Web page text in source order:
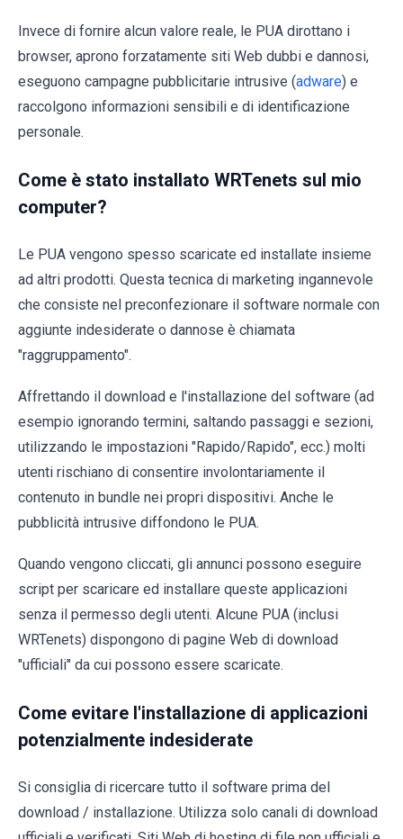
Invece di fornire alcun valore reale, le PUA dirottano i
browser, aprono forzatamente siti Web dubbi e dannosi,
eseguono campagne pubblicitarie intrusive (adware) e
raccolgono informazioni sensibili e di identificazione
personale.
Come è stato installato WRTenets sul mio
computer?
Le PUA vengono spesso scaricate ed installate insieme
ad altri prodotti. Questa tecnica di marketing ingannevole
che consiste nel preconfezionare il software normale con
aggiunte indesiderate o dannose è chiamata
"raggruppamento".
Affrettando il download e l'installazione del software (ad
esempio ignorando termini, saltando passaggi e sezioni,
utilizzando le impostazioni "Rapido/Rapido", ecc.) molti
utenti rischiano di consentire involontariamente il
contenuto in bundle nei propri dispositivi. Anche le
pubblicità intrusive diffondono le PUA.
Quando vengono cliccati, gli annunci possono eseguire
script per scaricare ed installare queste applicazioni
senza il permesso degli utenti. Alcune PUA (inclusi
WRTenets) dispongono di pagine Web di download
"ufficiali" da cui possono essere scaricate.
Come evitare l'installazione di applicazioni
potenzialmente indesiderate
Si consiglia di ricercare tutto il software prima del
download / installazione. Utilizza solo canali di download